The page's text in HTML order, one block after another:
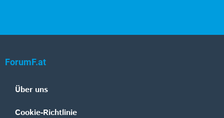
ForumF.at
Über uns
Cookie-Richtlinie